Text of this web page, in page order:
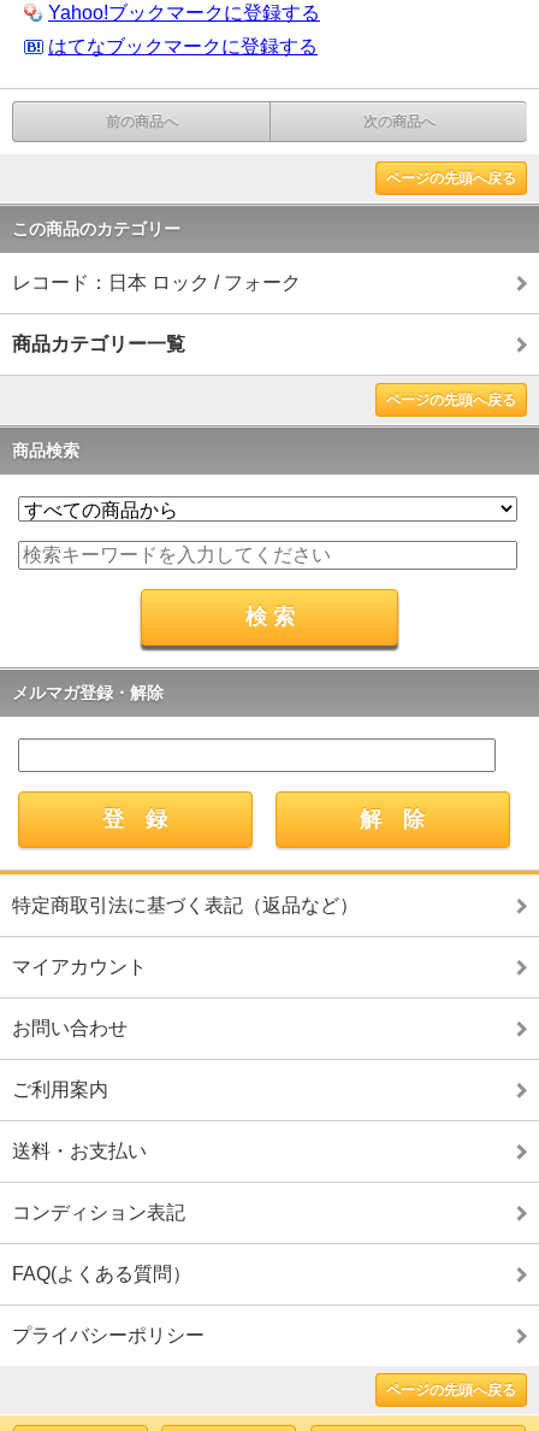
Yahoo!ブックマークに登録する
はてなブックマークに登録する
前の商品へ 次の商品へ
ページの先頭へ戻る
この商品のカテゴリー
レコード：日本 ロック / フォーク
商品カテゴリー一覧
ページの先頭へ戻る
商品検索
メルマガ登録・解除
特定商取引法に基づく表記（返品など）
マイアカウント
お問い合わせ
ご利用案内
送料・お支払い
コンディション表記
FAQ(よくある質問）
プライバシーポリシー
ページの先頭へ戻る